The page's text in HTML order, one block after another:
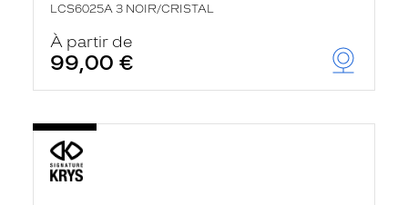
LCS6025A 3 NOIR/CRISTAL
À partir de
99,00 €